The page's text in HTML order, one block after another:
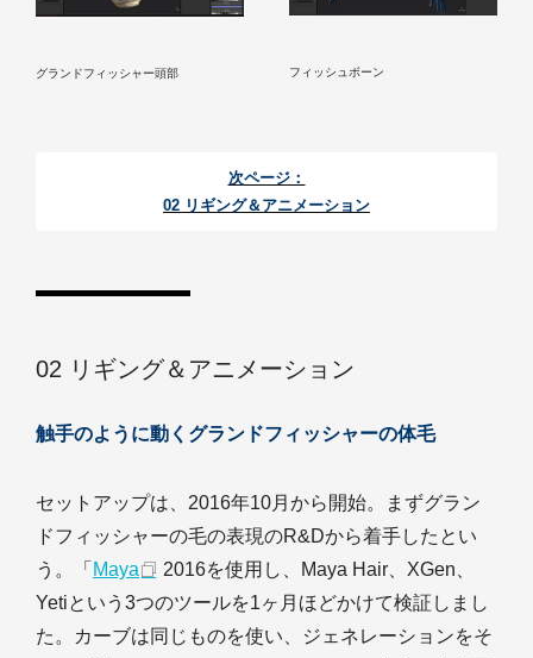
グランドフィッシャー頭部 フィッシュボーン
次ページ：
02 リギング＆アニメーション
02 リギング＆アニメーション
触手のように動くグランドフィッシャーの体毛
セットアップは、2016年10月から開始。まずグラン
ドフィッシャーの毛の表現のR&Dから着手したとい
う。「 Maya
2016を使用し、Maya Hair、XGen、
Yetiという3つのツールを1ヶ月ほどかけて検証しまし
た。カーブは同じものを使い、ジェネレーションをそ